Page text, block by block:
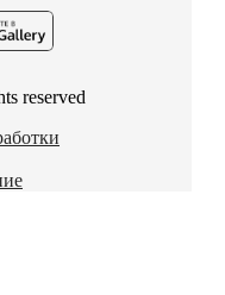
reserved